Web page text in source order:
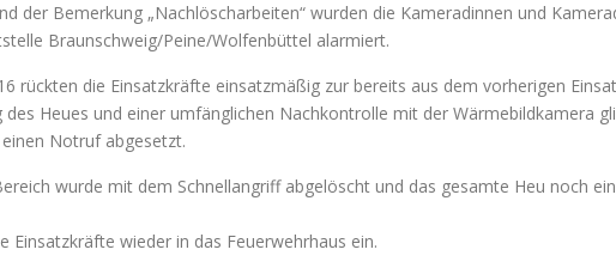
der Bemerkung „Nachlöscharbeiten“ wurden die Kameradinnen und
Braunschweig/Peine/Wolfenbüttel alarmiert.
rückten die Einsatzkräfte einsatzmäßig zur bereits aus dem vorherigen
Heues und einer umfänglichen Nachkontrolle mit der Wärmebildkamera
Notruf abgesetzt.
wurde mit dem Schnellangriff abgelöscht und das gesamte Heu noch
Einsatzkräfte wieder in das Feuerwehrhaus ein.